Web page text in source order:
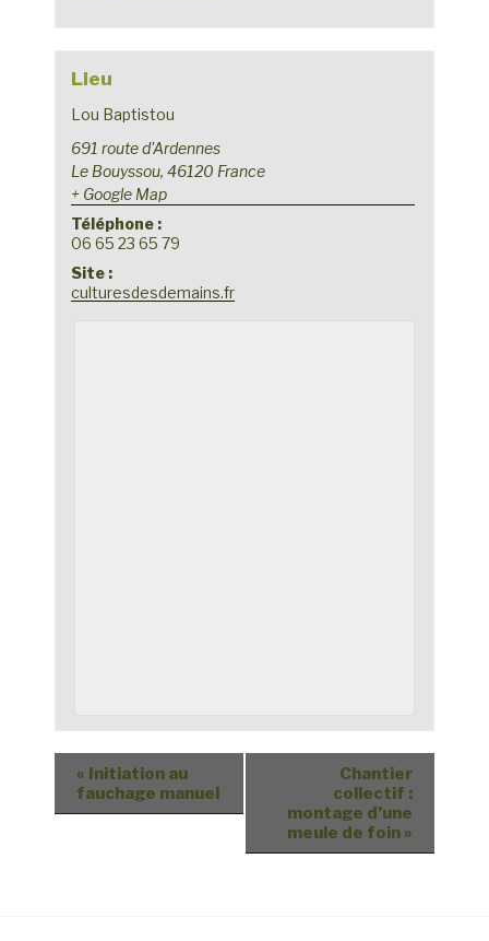
Lieu
Lou Baptistou
691 route d'Ardennes
Le Bouyssou, 46120 France
+ Google Map
Téléphone :
06 65 23 65 79
Site :
culturesdesdemains.fr
« Initiation au
fauchage manuel
Chantier
collectif :
montage d’une
meule de foin »